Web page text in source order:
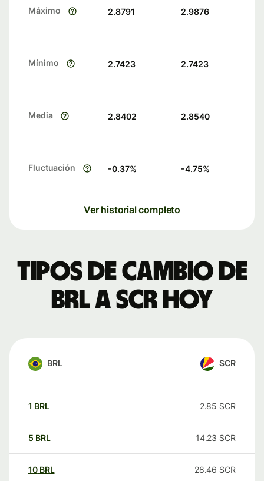
Máximo 2.8791 2.9876
Mínimo 2.7423 2.7423
Media 2.8402 2.8540
Fluctuación -0.37% -4.75%
Ver historial completo
Tipos de cambio de
BRL a SCR hoy
BRL SCR
1 BRL 2.85 SCR
5 BRL 14.23 SCR
10 BRL 28.46 SCR